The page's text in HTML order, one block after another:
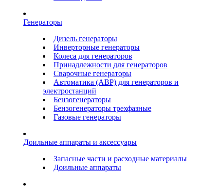
Генераторы
Дизель генераторы
Инверторные генераторы
Колеса для генераторов
Принадлежности для генераторов
Сварочные генераторы
Автоматика (АВР) для генераторов и
электростанций
Бензогенераторы
Бензогенераторы трехфазные
Газовые генераторы
Доильные аппараты и аксессуары
Запасные части и расходные материалы
Доильные аппараты